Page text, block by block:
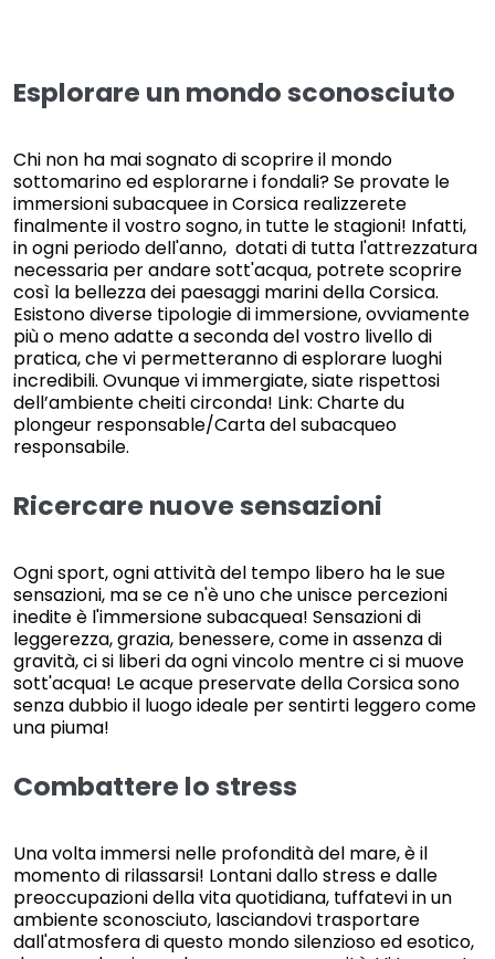
Esplorare un mondo sconosciuto
Chi non ha mai sognato di scoprire il mondo
sottomarino ed esplorarne i fondali? Se provate le
immersioni subacquee in Corsica realizzerete
finalmente il vostro sogno, in tutte le stagioni! Infatti,
in ogni periodo dell'anno, dotati di tutta l'attrezzatura
necessaria per andare sott'acqua, potrete scoprire
così la bellezza dei paesaggi marini della Corsica.
Esistono diverse tipologie di immersione, ovviamente
più o meno adatte a seconda del vostro livello di
pratica, che vi permetteranno di esplorare luoghi
incredibili. Ovunque vi immergiate, siate rispettosi
dell’ambiente cheiti circonda! Link: Charte du
plongeur responsable/Carta del subacqueo
responsabile.
Ricercare nuove sensazioni
Ogni sport, ogni attività del tempo libero ha le sue
sensazioni, ma se ce n'è uno che unisce percezioni
inedite è l'immersione subacquea! Sensazioni di
leggerezza, grazia, benessere, come in assenza di
gravità, ci si liberi da ogni vincolo mentre ci si muove
sott'acqua! Le acque preservate della Corsica sono
senza dubbio il luogo ideale per sentirti leggero come
una piuma!
Combattere lo stress
Una volta immersi nelle profondità del mare, è il
momento di rilassarsi! Lontani dallo stress e dalle
preoccupazioni della vita quotidiana, tuffatevi in un
ambiente sconosciuto, lasciandovi trasportare
dall'atmosfera di questo mondo silenzioso ed esotico,